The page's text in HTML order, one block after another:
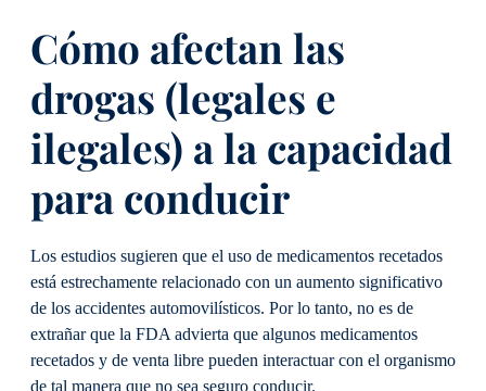
Cómo afectan las
drogas (legales e
ilegales) a la capacidad
para conducir
Los estudios sugieren que el uso de medicamentos recetados
está estrechamente relacionado con un aumento significativo
de los accidentes automovilísticos. Por lo tanto, no es de
extrañar que la FDA advierta que algunos medicamentos
recetados y de venta libre pueden interactuar con el organismo
de tal manera que no sea seguro conducir.